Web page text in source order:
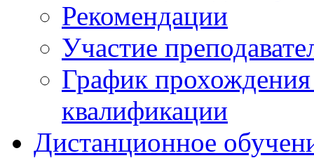
Рекомендации
Участие
График
квалификации
Дистанционное